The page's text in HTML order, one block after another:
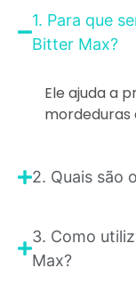
1. Para que
Bitter Max?
Ele ajuda a
mordeduras
2. Quais são
3. Como
Max?